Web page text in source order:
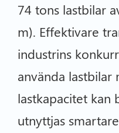
74 tons lastbilar
m). Effektivare
industrins
använda lastbilar
lastkapacitet
utnyttjas